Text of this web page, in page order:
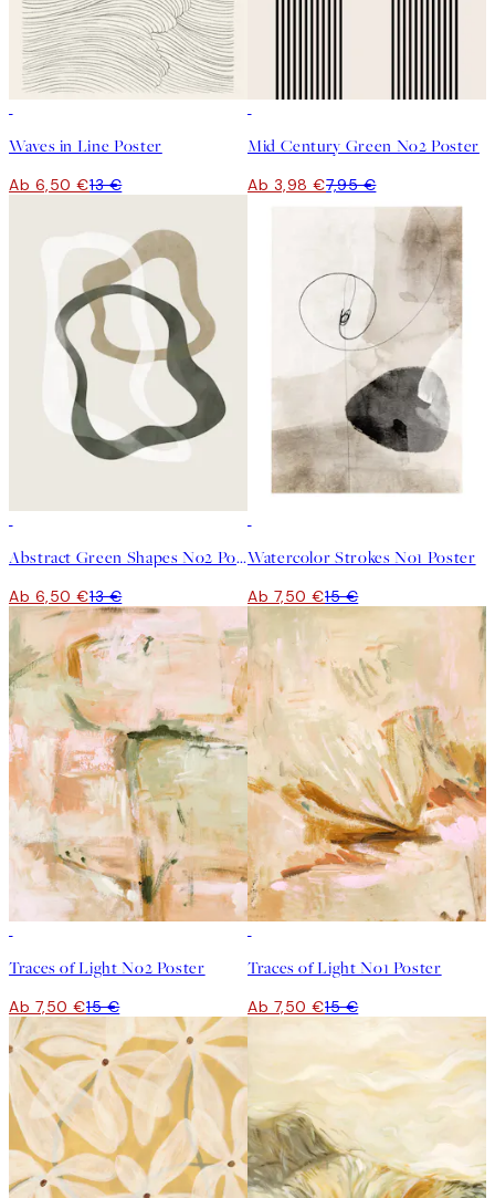
Waves in Line Poster
Ab 6,50 €13 €
Mid Century Green No2 Poster
Ab 3,98 €7,95 €
Abstract Green Shapes No2 Poster
Ab 6,50 €13 €
Watercolor Strokes No1 Poster
Ab 7,50 €15 €
Traces of Light No2 Poster
Ab 7,50 €15 €
Traces of Light No1 Poster
Ab 7,50 €15 €